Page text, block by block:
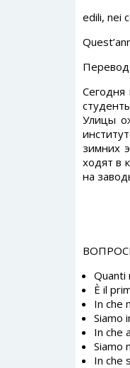
edili, nei
Перевод
Улицы
зимних
ходят в
на
Quanti
È il
In che
Siamo
In che
Siamo
In che